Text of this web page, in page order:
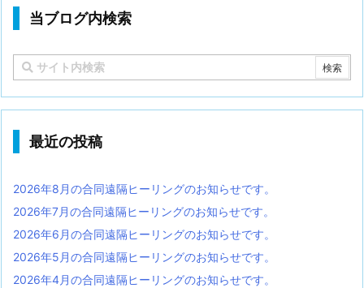
当ブログ内検索
最近の投稿
2026年8月の合同遠隔ヒーリングのお知らせです。
2026年7月の合同遠隔ヒーリングのお知らせです。
2026年6月の合同遠隔ヒーリングのお知らせです。
2026年5月の合同遠隔ヒーリングのお知らせです。
2026年4月の合同遠隔ヒーリングのお知らせです。